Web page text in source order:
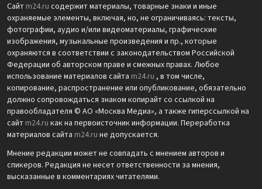
Сайт m24.ru содержит материалы, товарные знаки и иные
охраняемые элементы, включая, но, не ограничиваясь: тексты,
фотографии, аудио и/или видеоматериалы, графические
изображения, музыкальные произведения и пр., которые
охраняются в соответствии с законодательством Российской
Федерации об авторском праве и смежных правах. Любое
использование материалов сайта m24.ru , в том числе,
копирование, распространение или опубликование, обязательно
должно сопровождаться знаком копирайт со ссылкой на
правообладателя © АО «Москва Медиа», а также гиперссылкой на
сайт m24.ru как на первоисточник информации. Переработка
материалов сайта m24.ru не допускается.
Мнение редакции может не совпадать с мнением авторов и
спикеров. Редакция не несет ответственности за мнения,
высказанные в комментариях читателями.